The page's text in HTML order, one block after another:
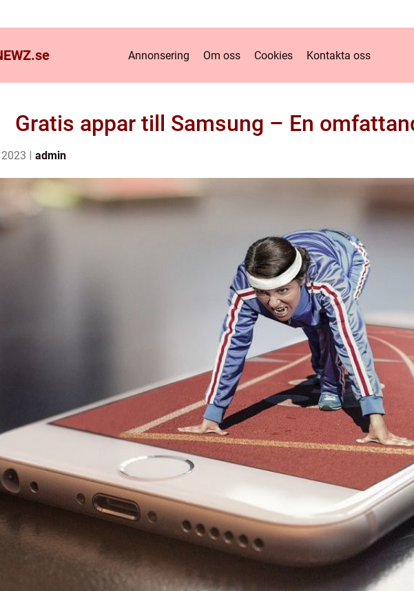
se Annonsering Om oss Cookies Kontakta oss
Gratis appar till Samsung – En
admin